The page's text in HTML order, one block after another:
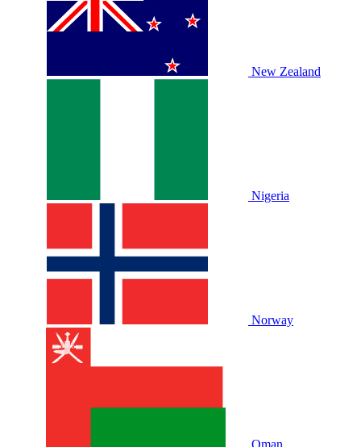
New Zealand
Nigeria
Norway
Oman